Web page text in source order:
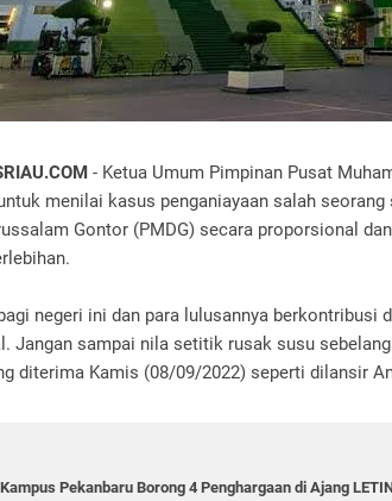
- Ketua Umum Pimpinan Pusat
menilai kasus penganiayaan salah seorang
Gontor (PMDG) secara proporsional
negeri ini dan para lulusannya berkontribusi
Jangan sampai nila setitik rusak susu
diterima Kamis (08/09/2022) seperti dilansir
Pekanbaru Borong 4 Penghargaan di Ajang